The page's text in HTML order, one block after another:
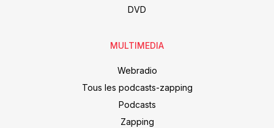
DVD
MULTIMEDIA
Webradio
Tous les podcasts-zapping
Podcasts
Zapping